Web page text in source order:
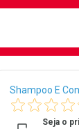
Shampoo E
Seja o